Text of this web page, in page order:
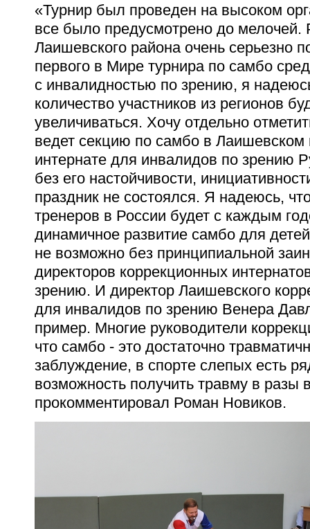
«Турнир был проведен на высоком
все было предусмотрено до мелочей.
Лаишевского района очень серьезно
первого в Мире турнира по самбо
с инвалидностью по зрению, я
количество участников из регионов
увеличиваться. Хочу отдельно
ведет секцию по самбо в Лаишевском
интернате для инвалидов по зрению
без его настойчивости,
праздник не состоялся. Я надеюсь,
тренеров в России будет с каждым
динамичное развитие самбо для
не возможно без принципиальной
директоров коррекционных
зрению. И директор Лаишевского
для инвалидов по зрению Венера
пример. Многие руководители
что самбо - это достаточно
заблуждение, в спорте слепых есть
возможность получить травму в
прокомментировал Роман Новиков.